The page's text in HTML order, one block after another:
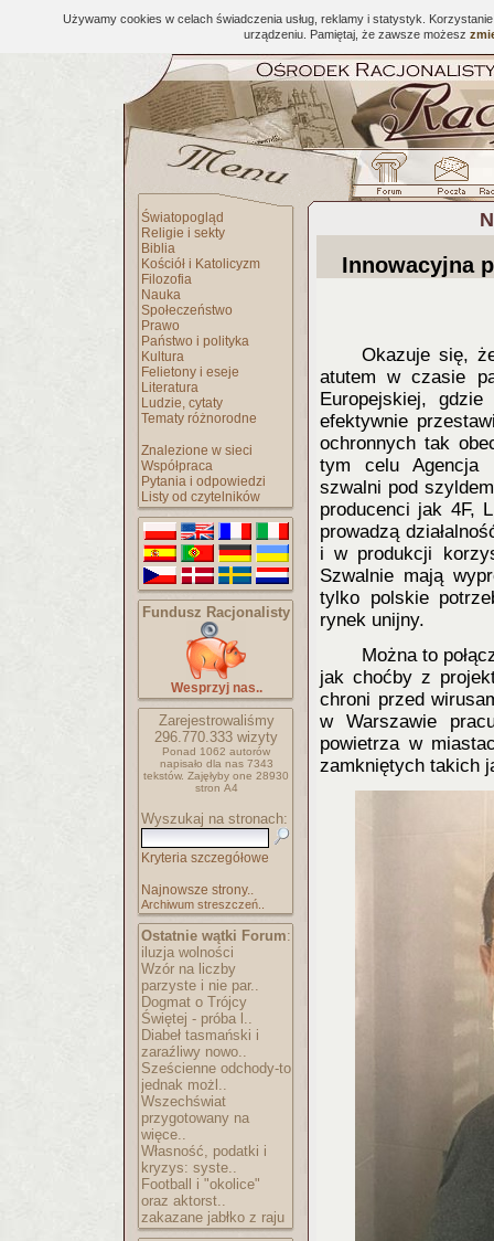
Używamy cookies w celach świadczenia usług, reklamy i statystyk.
urządzeniu. Pamiętaj, że zawsze możesz
Światopogląd
Religie i sekty
Biblia
Kościół i Katolicyzm
Filozofia
Nauka
Społeczeństwo
Prawo
Państwo i polityka
Kultura
Felietony i eseje
Literatura
Ludzie, cytaty
Tematy różnorodne
Znalezione w sieci
Współpraca
Pytania i odpowiedzi
Listy od czytelników
Fundusz Racjonalisty
Wesprzyj nas..
Zarejestrowaliśmy
296.770.333 wizyty
Ponad 1062 autorów
napisało dla nas 7343
tekstów. Zajęłyby one 28930
stron A4
Wyszukaj na stronach:
Kryteria szczegółowe
Najnowsze strony..
Archiwum streszczeń..
Ostatnie wątki Forum:
iluzja wolności
Wzór na liczby
parzyste i nie par..
Dogmat o Trójcy
Świętej - próba l..
Diabeł tasmański i
zaraźliwy nowo..
Sześcienne odchody-to
jednak możl..
Wszechświat
przygotowany na
więce..
Własność, podatki i
kryzys: syste..
Football i "okolice"
oraz aktorst..
zakazane jabłko z raju
Innowacyjna
Okazuje się,
atutem w czasie
Europejskiej,
efektywnie
ochronnych tak
tym celu Agencja
szwalni pod
producenci jak 4F,
prowadzą
i w produkcji
Szwalnie mają
tylko polskie
rynek unijny.
Można to
jak choćby z
chroni przed
w Warszawie
powietrza w
zamkniętych takich